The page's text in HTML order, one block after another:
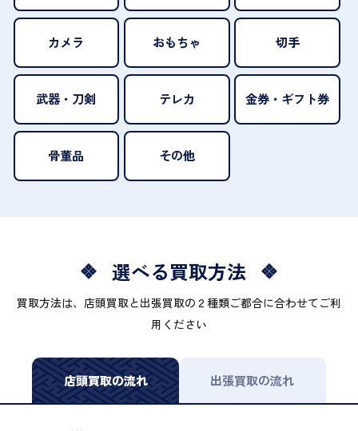
カメラ おもちゃ 切手
武器・刀剣 テレカ 金券・ギフト券
骨董品 その他
選べる買取方法
買取方法は、店頭買取と出張買取の２種類ご都合に合わせてご利
用ください
店頭買取の流れ 出張買取の流れ